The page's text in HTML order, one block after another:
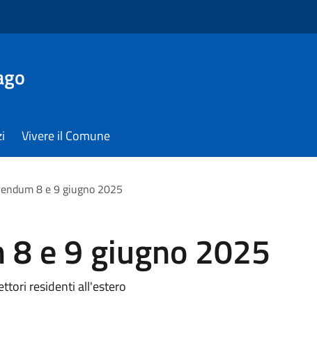
Vivere il Comune
8 e 9 giugno 2025
8 e 9 giugno 2025
residenti all'estero